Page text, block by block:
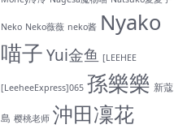
Neko Neko薇薇 neko酱 Nyako
喵子Yui金鱼 [LEEHEE
[LeeheeExpress]065 孫樂樂 新蔻
島 樱桃老师 沖田凜花